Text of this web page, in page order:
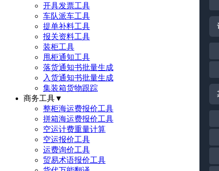
开具发票工具
车队派车工具
提单补料工具
报关资料工具
装柜工具
甩柜通知工具
落货通知书批量生成
入货通知书批量生成
集装箱货物跟踪
商务工具▼
整柜海运费报价工具
拼箱海运费报价工具
空运计费重量计算
空运报价工具
运费询价工具
贸易术语报价工具